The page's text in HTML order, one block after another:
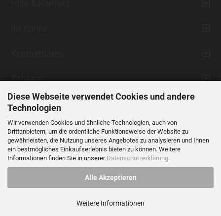
Diese Webseite verwendet Cookies und andere
Technologien
Wir verwenden Cookies und ähnliche Technologien, auch von
Drittanbietern, um die ordentliche Funktionsweise der Website zu
gewährleisten, die Nutzung unseres Angebotes zu analysieren und Ihnen
ein bestmögliches Einkaufserlebnis bieten zu können. Weitere
Informationen finden Sie in unserer Datenschutzerklärung.
Alle Akzeptieren
Weitere Informationen
Zahlung
Vertrag widerrufen